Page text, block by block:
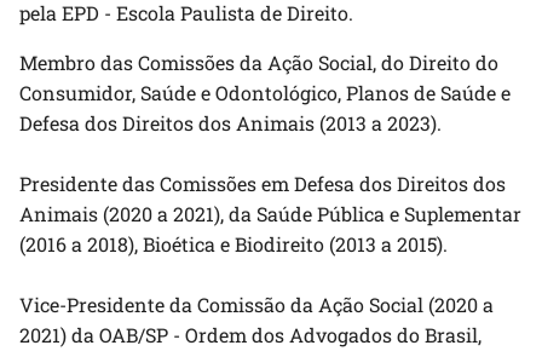
pela EPD - Escola Paulista de Direito.
Membro das Comissões da Ação Social, do Direito do
Consumidor, Saúde e Odontológico, Planos de Saúde e
Defesa dos Direitos dos Animais (2013 a 2023).
Presidente das Comissões em Defesa dos Direitos dos
Animais (2020 a 2021), da Saúde Pública e Suplementar
(2016 a 2018), Bioética e Biodireito (2013 a 2015).
Vice-Presidente da Comissão da Ação Social (2020 a
2021) da OAB/SP - Ordem dos Advogados do Brasil,